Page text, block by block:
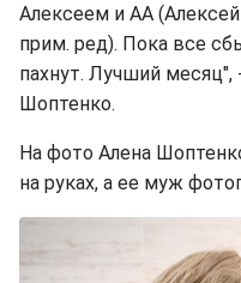
Алексеем и АА
прим. ред). Пока все
пахнут. Лучший
Шоптенко.
На фото Алена
на руках, а ее муж